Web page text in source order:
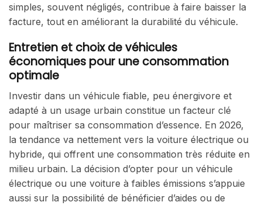
simples, souvent négligés, contribue à faire baisser la
facture, tout en améliorant la durabilité du véhicule.
Entretien et choix de véhicules
économiques pour une consommation
optimale
Investir dans un véhicule fiable, peu énergivore et
adapté à un usage urbain constitue un facteur clé
pour maîtriser sa consommation d’essence. En 2026,
la tendance va nettement vers la voiture électrique ou
hybride, qui offrent une consommation très réduite en
milieu urbain. La décision d’opter pour un véhicule
électrique ou une voiture à faibles émissions s’appuie
aussi sur la possibilité de bénéficier d’aides ou de